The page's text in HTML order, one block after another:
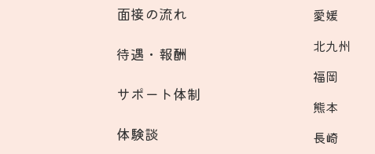
面接の流れ
待遇・報酬
サポート体制
体験談
愛媛
北九州
福岡
熊本
長崎